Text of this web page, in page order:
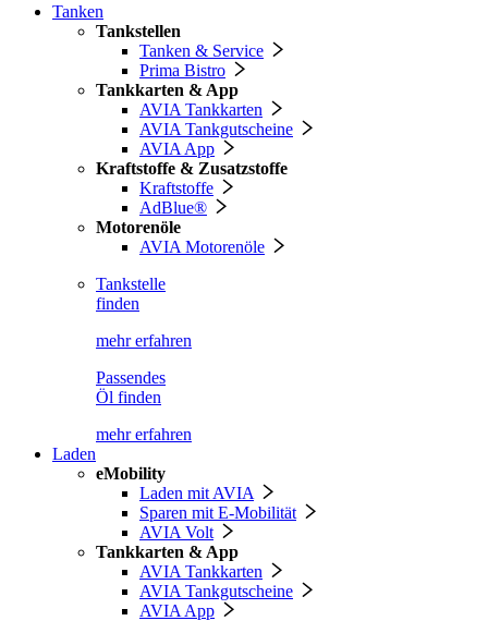
Tanken
Tankstellen
Tanken & Service
Prima Bistro
Tankkarten & App
AVIA Tankkarten
AVIA Tankgutscheine
AVIA App
Kraftstoffe & Zusatzstoffe
Kraftstoffe
AdBlue®
Motorenöle
AVIA Motorenöle
Tankstelle
finden
mehr erfahren
Passendes
Öl finden
mehr erfahren
Laden
eMobility
Laden mit AVIA
Sparen mit E-Mobilität
AVIA Volt
Tankkarten & App
AVIA Tankkarten
AVIA Tankgutscheine
AVIA App